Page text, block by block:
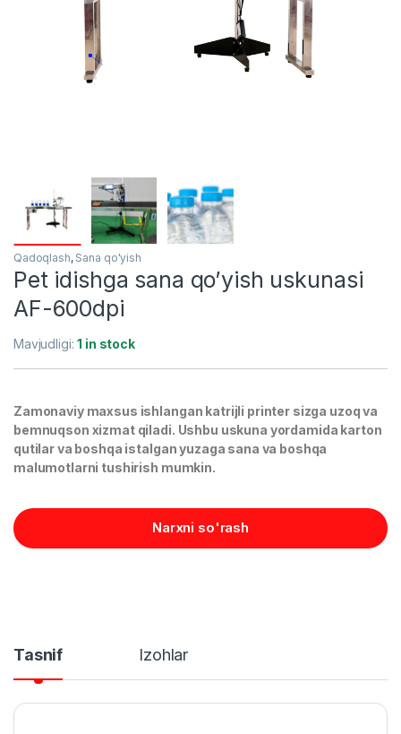
Qadoqlash, Sana qo'yish
Pet idishga sana qo’yish uskunasi
AF-600dpi
Mavjudligi:1 in stock
Zamonaviy maxsus ishlangan katrijli printer sizga uzoq va
bemnuqson xizmat qiladi. Ushbu uskuna yordamida karton
qutilar va boshqa istalgan yuzaga sana va boshqa
malumotlarni tushirish mumkin.
Narxni so'rash
Tasnif Izohlar